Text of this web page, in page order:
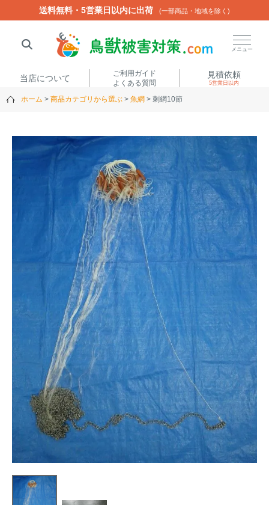
送料無料・5営業日以内に出荷 (一部商品・地域を除く)
メニュー
当店について
ご利用ガイド
よくある質問
見積依頼
5営業日以内
ホーム 商品カテゴリから選ぶ 魚網 刺網10節
送料無料・5営業日以内に出荷 (一部商品・地域を除く)
閉じる
楽落くんハイトシェルター侵入禁刺イノシッシ
いのししくん TREL4G-R
アニマルネット2300
商品カテゴリから選ぶ
トレイルカメラ（セン
サーカメラ）
屋外防犯・監視カメ
（SDカード録画）
ICT・IoT機器
（捕獲通
知・遠隔監視）
金網柵（ワイヤーメッシ
ュ柵等）
箱わな（イノシシ・シ
カ・サル等）
箱わな
（アライグマ・ハ
クビシン・ネズミ等）
防獣・防鳥ネット
くくり罠
（イノシシ・
シカ等）
苗木食害防止材
忌避用品
漁網